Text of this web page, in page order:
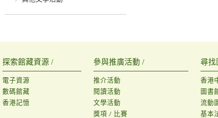
探索館藏資源 /
電子資源
數碼館藏
香港記憶
參與推廣活動 /
推介活動
閱讀活動
文學活動
獎項 / 比賽
尋找
香港
圖書
流動
基本